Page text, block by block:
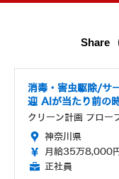
消毒・害虫駆除/サ
迎 AIが当たり前の
クリーン計画 プロー
神奈川県
月給35万8,000
正社員